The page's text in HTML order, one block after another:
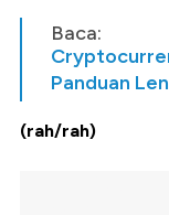
Baca:
Panduan
(rah/rah)